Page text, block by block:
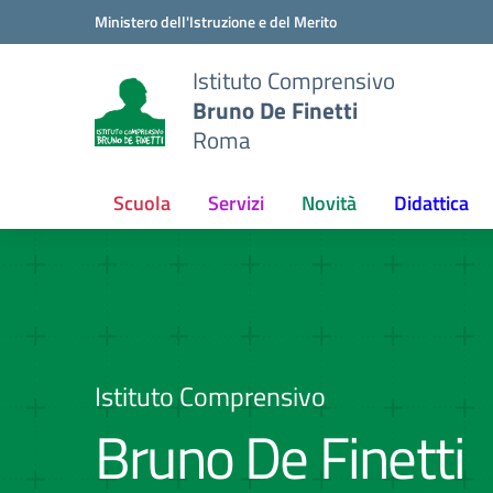
Vai ai contenuti
Vai al menu di navigazioneMinistero dell'Istruzione e del Merito
Istituto Comprensivo
Bruno De Finetti
Roma
Scuola Servizi Novità Didattica
Istituto Comprensivo
Bruno De Finetti